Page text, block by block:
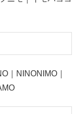
｜NINONIMO｜